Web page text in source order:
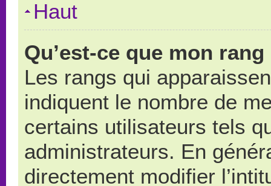
Haut
Qu’est-ce que mon
Les rangs qui
indiquent le nombre de
certains utilisateurs tels
administrateurs. En
directement modifier